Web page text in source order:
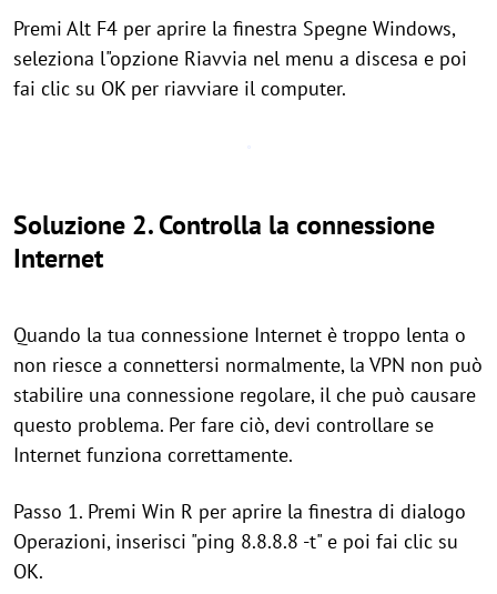
Premi Alt F4 per aprire la finestra Spegne Windows,
seleziona l"opzione Riavvia nel menu a discesa e poi
fai clic su OK per riavviare il computer.
Soluzione 2. Controlla la connessione
Internet
Quando la tua connessione Internet è troppo lenta o
non riesce a connettersi normalmente, la VPN non può
stabilire una connessione regolare, il che può causare
questo problema. Per fare ciò, devi controllare se
Internet funziona correttamente.
Passo 1. Premi Win R per aprire la finestra di dialogo
Operazioni, inserisci "ping 8.8.8.8 -t" e poi fai clic su
OK.